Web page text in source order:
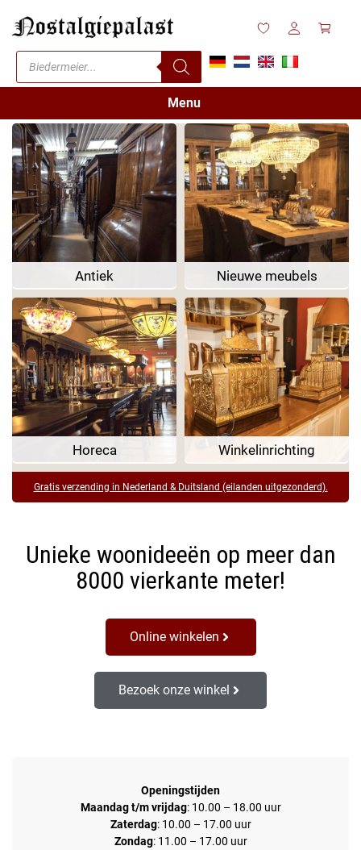
Menu
Antiek Nieuwe meubels
Horeca Winkelinrichting
Gratis verzending in Nederland & Duitsland (eilanden uitgezonderd).
Unieke woonideeën op meer dan
8000 vierkante meter!
Online winkelen
Bezoek onze winkel
Openingstijden
Maandag t/m vrijdag: 10.00 – 18.00 uur
Zaterdag: 10.00 – 17.00 uur
Zondag: 11.00 – 17.00 uur